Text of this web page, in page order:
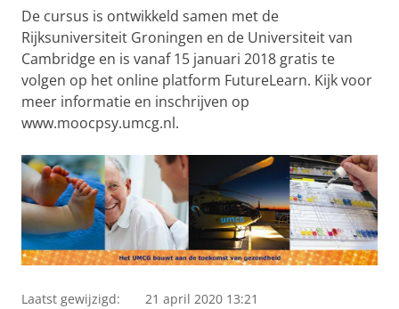
De cursus is ontwikkeld samen met de
Rijksuniversiteit Groningen en de Universiteit van
Cambridge en is vanaf 15 januari 2018 gratis te
volgen op het online platform FutureLearn. Kijk voor
meer informatie en inschrijven op
www.moocpsy.umcg.nl.
Laatst gewijzigd: 21 april 2020 13:21